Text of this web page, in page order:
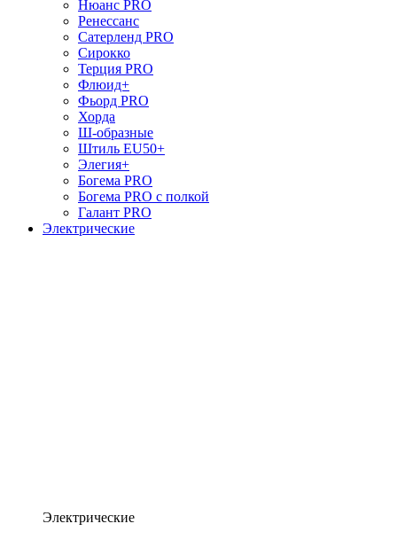
Нюанс PRO
Ренессанс
Сатерленд PRO
Сирокко
Терция PRO
Флюид+
Фьорд PRO
Хорда
Ш-образные
Штиль EU50+
Элегия+
Богема PRO
Богема PRO с полкой
Галант PRO
Электрические
Электрические